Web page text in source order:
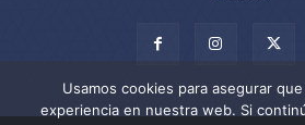
Usamos cookies para asegurar
experiencia en nuestra web. Si